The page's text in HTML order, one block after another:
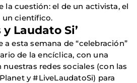
la cuestión: el de un activista, el
un científico.
Laudato Si’
a esta semana de “celebración”
de la encíclica, con una
nuestras redes sociales (con las
y #LiveLaudatoSi) para